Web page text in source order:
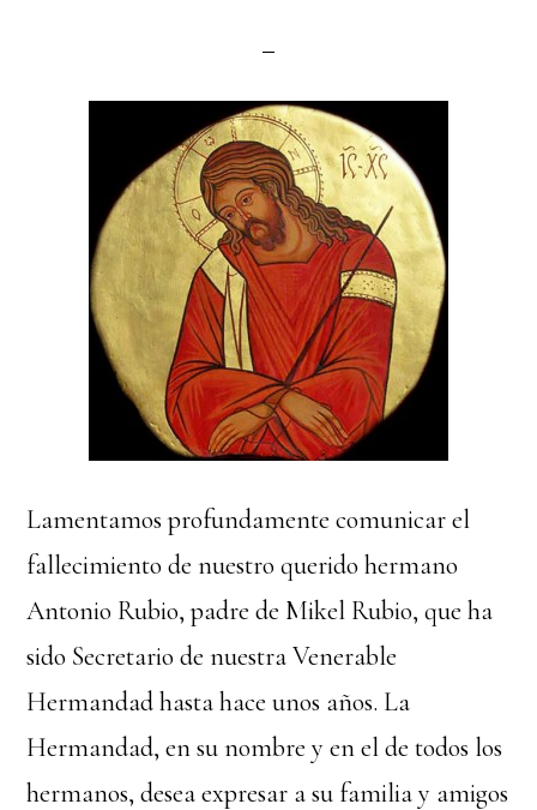
Lamentamos profundamente comunicar el
fallecimiento de nuestro querido hermano
Antonio Rubio, padre de Mikel Rubio, que ha
sido Secretario de nuestra Venerable
Hermandad hasta hace unos años. La
Hermandad, en su nombre y en el de todos los
hermanos, desea expresar a su familia y amigos